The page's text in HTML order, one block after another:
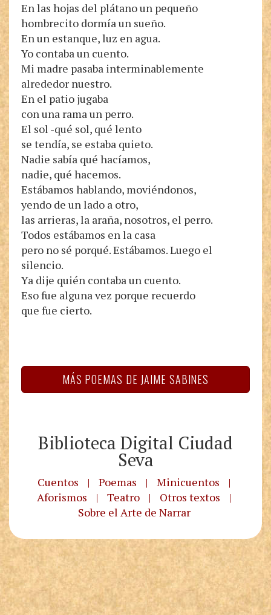
En las hojas del plátano un pequeño
hombrecito dormía un sueño.
En un estanque, luz en agua.
Yo contaba un cuento.
Mi madre pasaba interminablemente
alrededor nuestro.
En el patio jugaba
con una rama un perro.
El sol -qué sol, qué lento
se tendía, se estaba quieto.
Nadie sabía qué hacíamos,
nadie, qué hacemos.
Estábamos hablando, moviéndonos,
yendo de un lado a otro,
las arrieras, la araña, nosotros, el perro.
Todos estábamos en la casa
pero no sé porqué. Estábamos. Luego el
silencio.
Ya dije quién contaba un cuento.
Eso fue alguna vez porque recuerdo
que fue cierto.
MÁS POEMAS DE JAIME SABINES
Biblioteca Digital Ciudad
Seva
Cuentos | Poemas | Minicuentos
|
Aforismos
| Teatro | Otros textos
|
Sobre el Arte de Narrar